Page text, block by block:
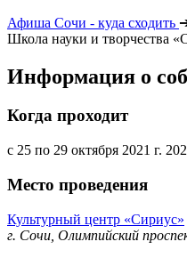
Афиша Сочи - куда сходить
Школа науки и творчества
Информация о
Когда проходит
с 25 по 29 октября 2021 г.
Место проведения
Культурный центр «Сириус»
г. Сочи, Олимпийский